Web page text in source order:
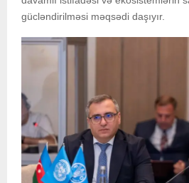
gücləndirilməsi məqsədi daşıyır.